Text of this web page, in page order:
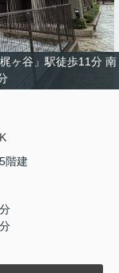
ヶ谷」駅徒歩11分 南
階建